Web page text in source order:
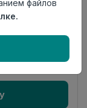
файлов